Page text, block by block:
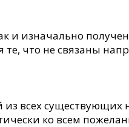
и изначально
что не связаны
всех
ко всем